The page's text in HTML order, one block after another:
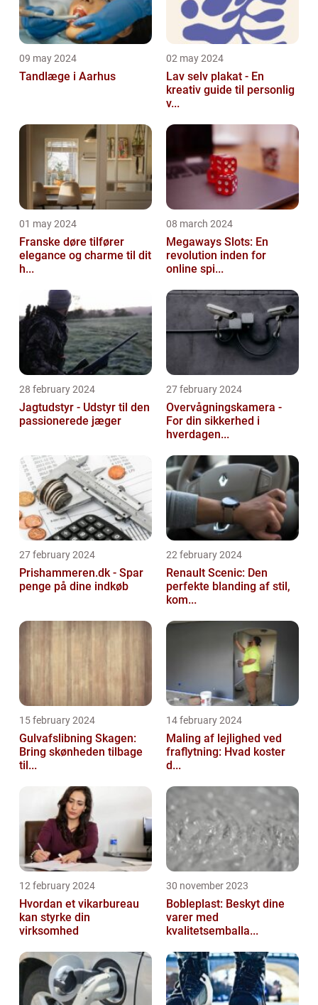
09 may 2024
Tandlæge i Aarhus
02 may 2024
Lav selv plakat - En
kreativ guide til personlig
v...
01 may 2024
Franske døre tilfører
elegance og charme til dit
h...
08 march 2024
Megaways Slots: En
revolution inden for
online spi...
28 february 2024
Jagtudstyr - Udstyr til den
passionerede jæger
27 february 2024
Overvågningskamera -
For din sikkerhed i
hverdagen...
27 february 2024
Prishammeren.dk - Spar
penge på dine indkøb
22 february 2024
Renault Scenic: Den
perfekte blanding af stil,
kom...
15 february 2024
Gulvafslibning Skagen:
Bring skønheden tilbage
til...
14 february 2024
Maling af lejlighed ved
fraflytning: Hvad koster
d...
12 february 2024
Hvordan et vikarbureau
kan styrke din
virksomhed
30 november 2023
Bobleplast: Beskyt dine
varer med
kvalitetsemballa...